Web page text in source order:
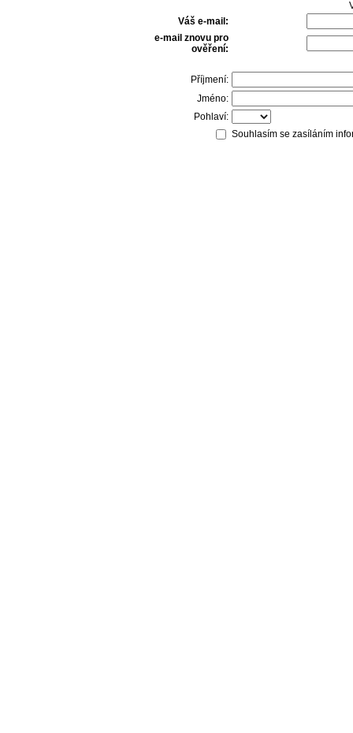
Váš e-mail:
e-mail znovu pro
ověření:
Příjmení:
Jméno:
Pohlaví:
Souhlasím se zasíláním